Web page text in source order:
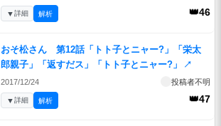
👑46
▼詳細 解析
おそ松さん 第12話「トト子とニャー?」「栄太
郎親子」「返すだス」「トト子とニャー?」
↗
2017/12/24 投稿者不明
👑47
▼詳細 解析